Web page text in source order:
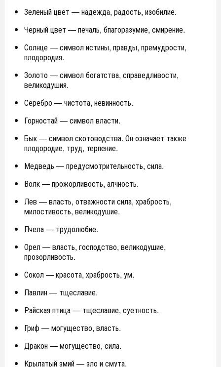
Зеленый цвет — надежда, радость, изобилие.
Черный цвет — печаль, бпагоразумие, смирение.
Солнце — символ истины, правды, премудрости,
плодородия.
Золото — символ богатства, справедливости,
великодушия.
Серебро — чистота, невинность.
Горностай — символ власти.
Бык — символ скотоводства. Он означает также
плодородие, труд, тер­пение.
Медведь — предусмотрительность, сила.
Волк — прожорливость, алчность.
Лев — власть, отважности сила, храбрость,
милостивость, великодушие.
Пчела — трудолюбие.
Орел — власть, господство, великодушие,
прозорливость.
Сокол — красота, храбрость, ум.
Павлин — тщеславие.
Райская птица — тщеславие, суетность.
Гриф — могущество, власть.
Дракон — могущество, сила.
Крылатый змий — зло и смута.